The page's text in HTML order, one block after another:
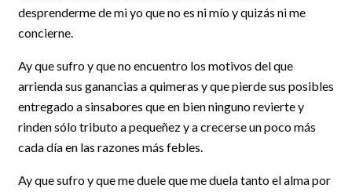
desprenderme de mi yo que no es ni mío y quizás ni me
concierne.
Ay que sufro y que no encuentro los motivos del que
arrienda sus ganancias a quimeras y que pierde sus posibles
entregado a sinsabores que en bien ninguno revierte y
rinden sólo tributo a pequeñez y a crecerse un poco más
cada día en las razones más febles.
Ay que sufro y que me duele que me duela tanto el alma por